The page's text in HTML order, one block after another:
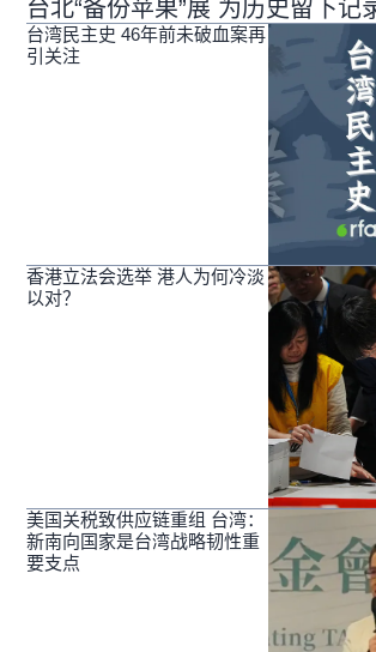
台北“备份苹果”展 为历史留下
台湾民主史 46年前未破血案再
引关注
香港立法会选举 港人为何冷淡
以对？
美国关税致供应链重组 台湾：
新南向国家是台湾战略韧性重
要支点